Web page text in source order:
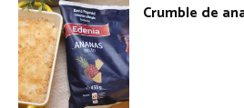
Crumble de